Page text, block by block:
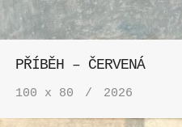
PŘÍBĚH – ČERVENÁ
100 x 80 2026